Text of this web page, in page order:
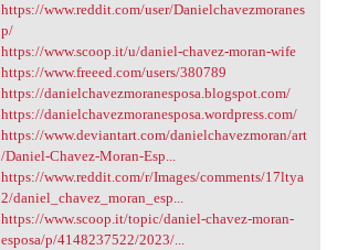
https://www.reddit.com/user/Danielchavezmoranes
p/
https://www.scoop.it/u/daniel-chavez-moran-wife
https://www.freeed.com/users/380789
https://danielchavezmoranesposa.blogspot.com/
https://danielchavezmoranesposa.wordpress.com/
https://www.deviantart.com/danielchavezmoran/art
/Daniel-Chavez-Moran-Esp...
https://www.reddit.com/r/Images/comments/17ltya
2/daniel_chavez_moran_esp...
https://www.scoop.it/topic/daniel-chavez-moran-
esposa/p/4148237522/2023/...